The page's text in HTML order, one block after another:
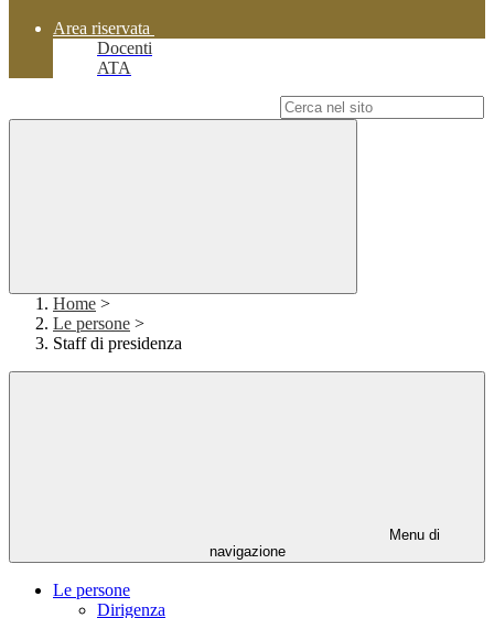
Area riservata
Docenti
ATA
Home >
Le persone >
Staff di presidenza
Menu di
navigazione
Le persone
Dirigenza